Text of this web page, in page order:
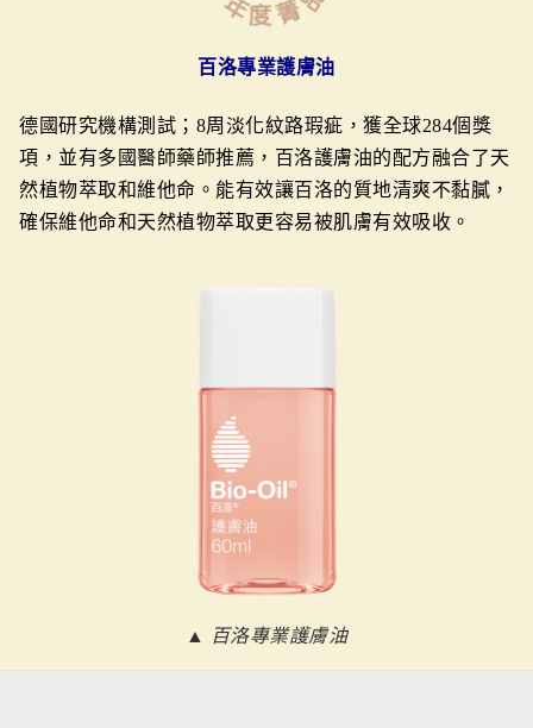
百洛專業護膚油
德國研究機構測試；8周淡化紋路瑕疵，獲全球284個獎
項，並有多國醫師藥師推薦，百洛護膚油的配方融合了天
然植物萃取和維他命。能有效讓百洛的質地清爽不黏膩，
確保維他命和天然植物萃取更容易被肌膚有效吸收。
▲ 百洛專業護膚油